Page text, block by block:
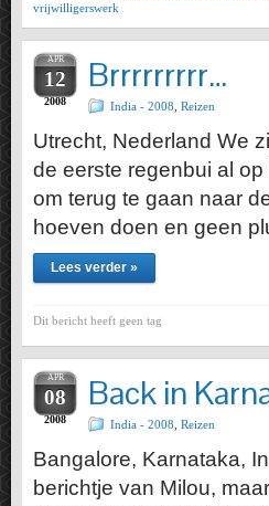
vrijwilligerswerk
APR
12
2008
Brrrrrrrrr…
India - 2008 Reizen
Utrecht, Nederland We
de eerste regenbui al
om terug te gaan naar
hoeven doen en geen
Lees verder »
Dit bericht heeft geen tag
APR
08
2008
Back in
India - 2008 Reizen
Bangalore, Karnataka,
berichtje van Milou,